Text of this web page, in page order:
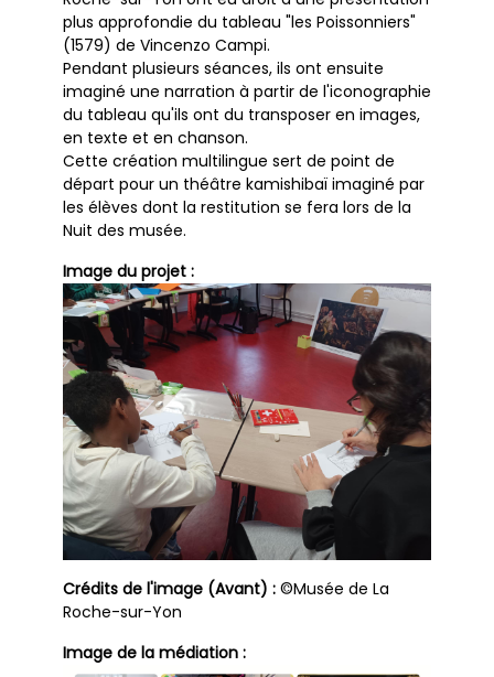
plus approfondie du tableau "les Poissonniers"
(1579) de Vincenzo Campi.
Pendant plusieurs séances, ils ont ensuite
imaginé une narration à partir de l'iconographie
du tableau qu'ils ont du transposer en images,
en texte et en chanson.
Cette création multilingue sert de point de
départ pour un théâtre kamishibaï imaginé par
les élèves dont la restitution se fera lors de la
Nuit des musée.
Image du projet :
Crédits de l'image (Avant) : ©Musée de La
Roche-sur-Yon
Image de la médiation :